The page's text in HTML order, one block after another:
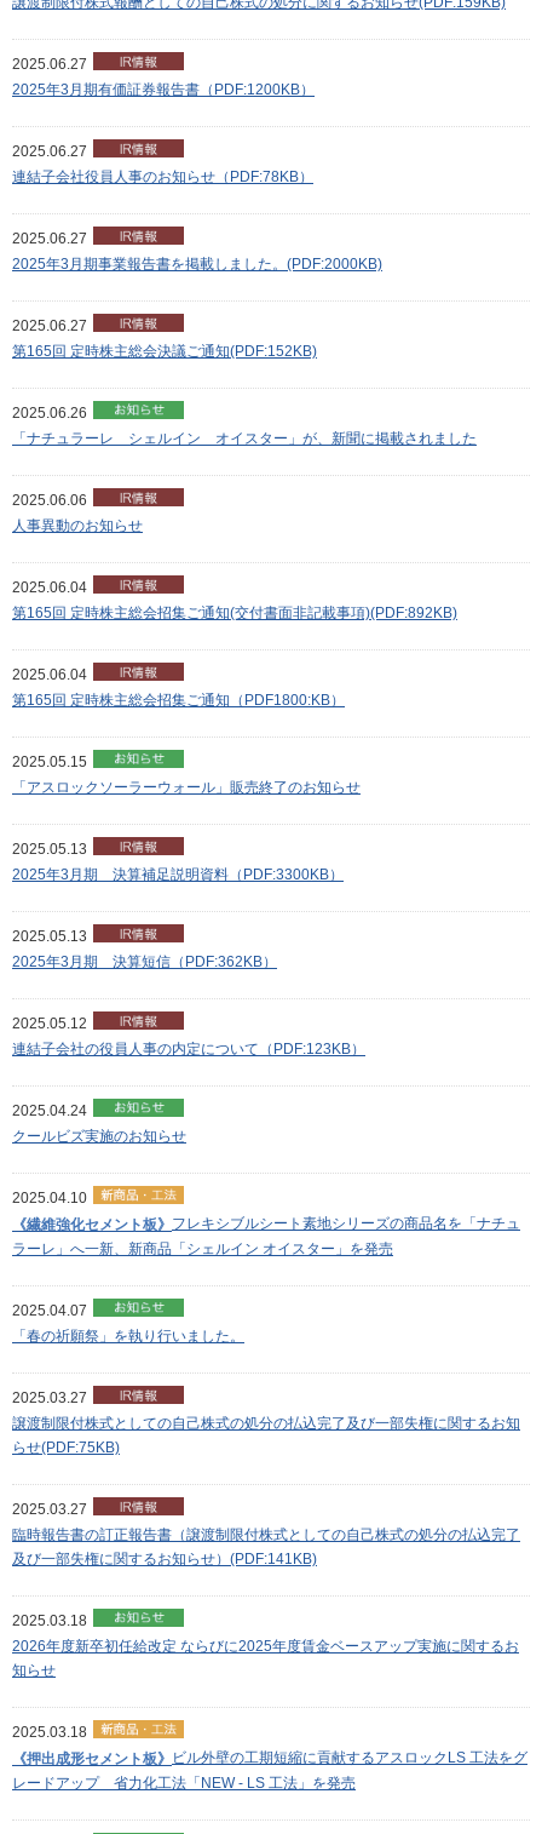
2025.06.27
2025年3月期有価証券報告書（PDF:1200KB）
2025.06.27
連結子会社役員人事のお知らせ（PDF:78KB）
2025.06.27
2025年3月期事業報告書を掲載しました。(PDF:2000KB)
2025.06.27
第165回 定時株主総会決議ご通知(PDF:152KB)
2025.06.26
「ナチュラーレ シェルイン オイスター」が、新聞に掲載されました
2025.06.06
人事異動のお知らせ
2025.06.04
第165回 定時株主総会招集ご通知(交付書面非記載事項)(PDF:892KB)
2025.06.04
第165回 定時株主総会招集ご通知（PDF1800:KB）
2025.05.15
「アスロックソーラーウォール」販売終了のお知らせ
2025.05.13
2025年3月期 決算補足説明資料（PDF:3300KB）
2025.05.13
2025年3月期 決算短信（PDF:362KB）
2025.05.12
連結子会社の役員人事の内定について（PDF:123KB）
2025.04.24
クールビズ実施のお知らせ
2025.04.10
《繊維強化セメント板》 フレキシブルシート素地シリーズの商品名を「ナチュ
ラーレ」へ一新、新商品「シェルイン オイスター」を発売
2025.04.07
「春の祈願祭」を執り行いました。
2025.03.27
譲渡制限付株式としての自己株式の処分の払込完了及び一部失権に関するお知
らせ(PDF:75KB)
2025.03.27
臨時報告書の訂正報告書（譲渡制限付株式としての自己株式の処分の払込完了
及び一部失権に関するお知らせ）(PDF:141KB)
2025.03.18
2026年度新卒初任給改定 ならびに2025年度賃金ベースアップ実施に関するお
知らせ
2025.03.18
《押出成形セメント板》 ビル外壁の工期短縮に貢献するアスロックLS 工法をグ
レードアップ 省力化工法「NEW - LS 工法」を発売